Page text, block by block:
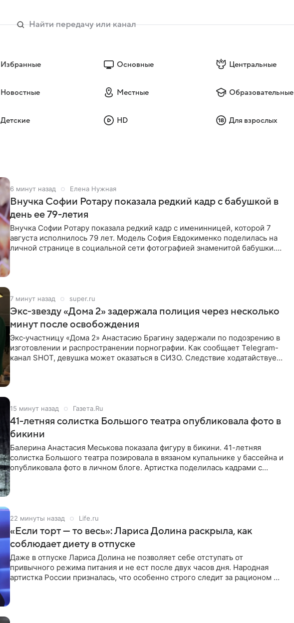
Избранные Основные Центральные
Новостные Местные Образовательные
Детские HD Для взрослых
6 минут назад Елена Нужная
Внучка Софии Ротару показала редкий кадр с бабушкой в
день ее 79-летия
Внучка Софии Ротару показала редкий кадр с именинницей, которой 7
августа исполнилось 79 лет. Модель София Евдокименко поделилась на
личной странице в социальной сети фотографией знаменитой бабушки.
7 минут назад super.ru
Экс‑звезду «Дома 2» задержала полиция через несколько
минут после освобождения
Экс‑участницу «Дома 2» Анастасию Брагину задержали по подозрению в
изготовлении и распространении порнографии. Как сообщает Telegram-
канал SHOT, девушка может оказаться в СИЗО. Следствие ходатайствует
15 минут назад Газета.Ru
41-летняя солистка Большого театра опубликовала фото в
бикини
Балерина Анастасия Меськова показала фигуру в бикини. 41-летняя
солистка Большого театра позировала в вязаном купальнике у бассейна и
опубликовала фото в личном блоге. Артистка поделилась кадрами с
22 минуты назад Life.ru
«Если торт — то весь»: Лариса Долина раскрыла, как
соблюдает диету в отпуске
Даже в отпуске Лариса Долина не позволяет себе отступать от
привычного режима питания и не ест после двух часов дня. Народная
артистка России призналась, что особенно строго следит за рационом на